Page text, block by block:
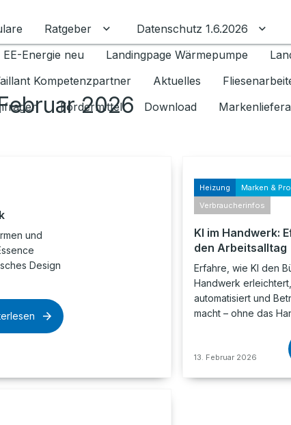
Ratgeber Untermenü für Ratgeber
Datenschutz 1.6.2026
EE-Energie neu Landingpage Wärmepumpe
Kompetenzpartner
Aktuelles
Fördermittel Download
2026
und
Design
Heizung
Marken &
Verbraucherinfos
KI im Handwerk:
den Arbeitsalltag
Erfahre, wie KI den
Handwerk
automatisiert und
macht – ohne das
13. Februar 2026